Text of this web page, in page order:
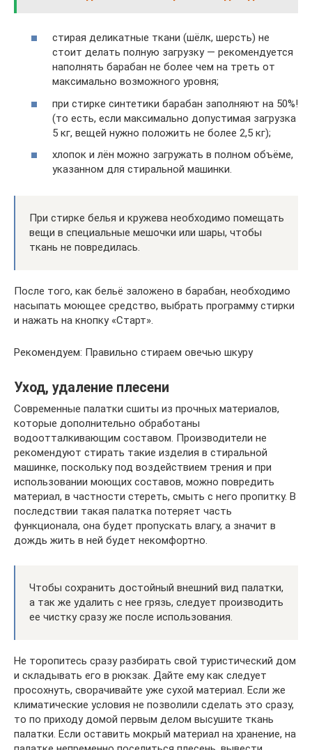
стирая деликатные ткани (шёлк, шерсть) не
стоит делать полную загрузку — рекомендуется
наполнять барабан не более чем на треть от
максимально возможного уровня;
при стирке синтетики барабан заполняют на 50%!
(то есть, если максимально допустимая загрузка
5 кг, вещей нужно положить не более 2,5 кг);
хлопок и лён можно загружать в полном объёме,
указанном для стиральной машинки.
При стирке белья и кружева необходимо помещать
вещи в специальные мешочки или шары, чтобы
ткань не повредилась.
После того, как бельё заложено в барабан, необходимо
насыпать моющее средство, выбрать программу стирки
и нажать на кнопку «Старт».
Рекомендуем: Правильно стираем овечью шкуру
Уход, удаление плесени
Современные палатки сшиты из прочных материалов,
которые дополнительно обработаны
водоотталкивающим составом. Производители не
рекомендуют стирать такие изделия в стиральной
машинке, поскольку под воздействием трения и при
использовании моющих составов, можно повредить
материал, в частности стереть, смыть с него пропитку. В
последствии такая палатка потеряет часть
функционала, она будет пропускать влагу, а значит в
дождь жить в ней будет некомфортно.
Чтобы сохранить достойный внешний вид палатки,
а так же удалить с нее грязь, следует производить
ее чистку сразу же после использования.
Не торопитесь сразу разбирать свой туристический дом
и складывать его в рюкзак. Дайте ему как следует
просохнуть, сворачивайте уже сухой материал. Если же
климатические условия не позволили сделать это сразу,
то по приходу домой первым делом высушите ткань
палатки. Если оставить мокрый материал на хранение, на